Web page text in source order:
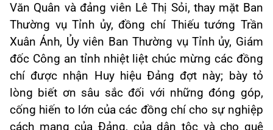
Văn Quân và đảng viên Lê Thị Sỏi, thay mặt Ban
Thường vụ Tỉnh ủy, đồng chí Thiếu tướng Trần
Xuân Ánh, Ủy viên Ban Thường vụ Tỉnh ủy, Giám
đốc Công an tỉnh nhiệt liệt chúc mừng các đồng
chí được nhận Huy hiệu Đảng đợt này; bày tỏ
lòng biết ơn sâu sắc đối với những đóng góp,
cống hiến to lớn của các đồng chí cho sự nghiệp
cách mạng của Đảng, của dân tộc và cho quê